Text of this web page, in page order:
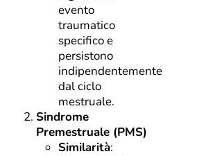
evento
traumatico
specifico e
persistono
indipendentemente
dal ciclo
mestruale.
Sindrome
Premestruale (PMS)
Similarità: